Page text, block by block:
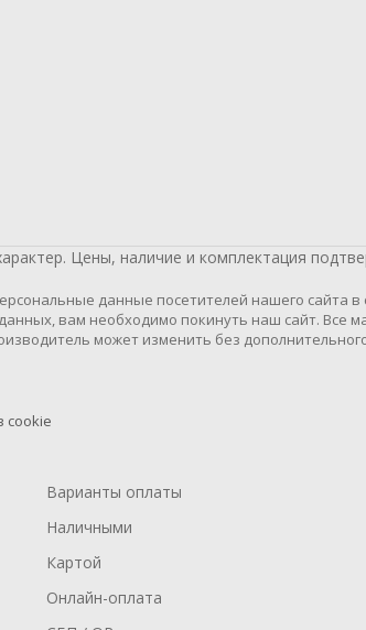
Цены, наличие и комплектация
данные посетителей нашего сайта в
вам необходимо покинуть наш сайт.
может изменить без
cookie
Варианты оплаты
Наличными
Картой
Онлайн-оплата